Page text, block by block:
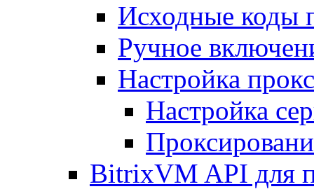
Исходные коды
Ручное
Настройка
Настройка
BitrixVM API для